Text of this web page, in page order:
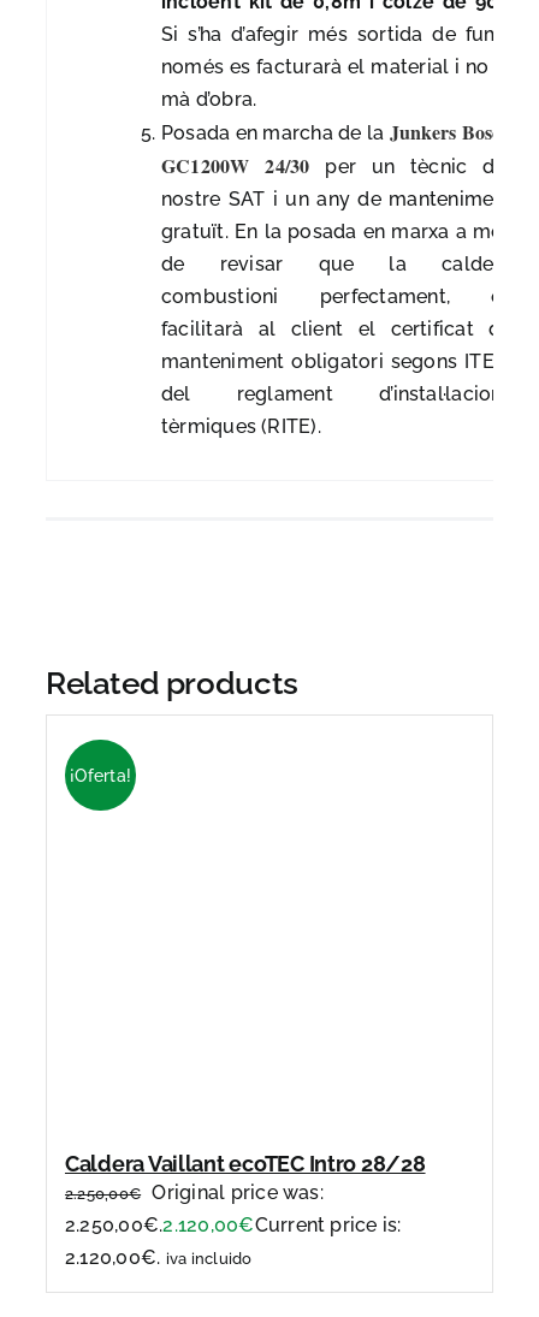
Si s’ha d’afegir més sortida de fums
només es facturarà el material i no la
mà d’obra.
Posada en marcha de la Junkers Bosch
GC1200W 24/30
per un tècnic del
nostre SAT i un any de manteniment
gratuït. En la posada en marxa a més
de revisar que la caldera
combustioni perfectament, es
facilitarà al client el certificat de
manteniment obligatori segons ITE 3
del reglament d’instal·lacions
tèrmiques (RITE).
Related products
¡Oferta!
Caldera Vaillant ecoTEC Intro 28/28
2.250,00€
Original price was:
2.250,00€.2.120,00€Current price is:
2.120,00€. iva incluido